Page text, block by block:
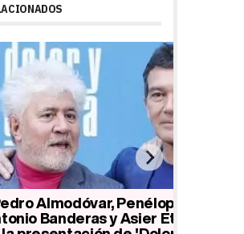
Penélope Cruz,
y Asier Etxeandía